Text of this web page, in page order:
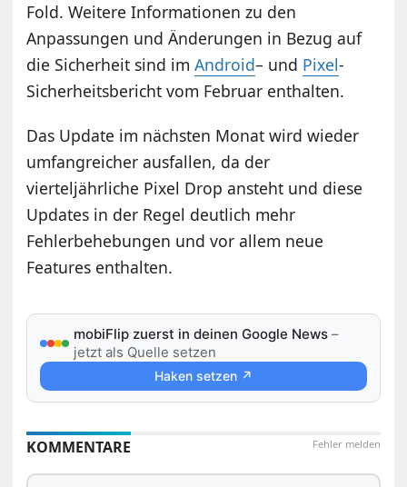
Fold. Weitere Informationen zu den
Anpassungen und Änderungen in Bezug auf
die Sicherheit sind imAndroid– und Pixel-
Sicherheitsbericht vom Februar enthalten.
Das Update im nächsten Monat wird wieder
umfangreicher ausfallen, da der
vierteljährliche Pixel Drop ansteht und diese
Updates in der Regel deutlich mehr
Fehlerbehebungen und vor allem neue
Features enthalten.
mobiFlip zuerst in deinen Google News –
jetzt als Quelle setzen
Haken setzen ↗
Fehler melden
KOMMENTARE